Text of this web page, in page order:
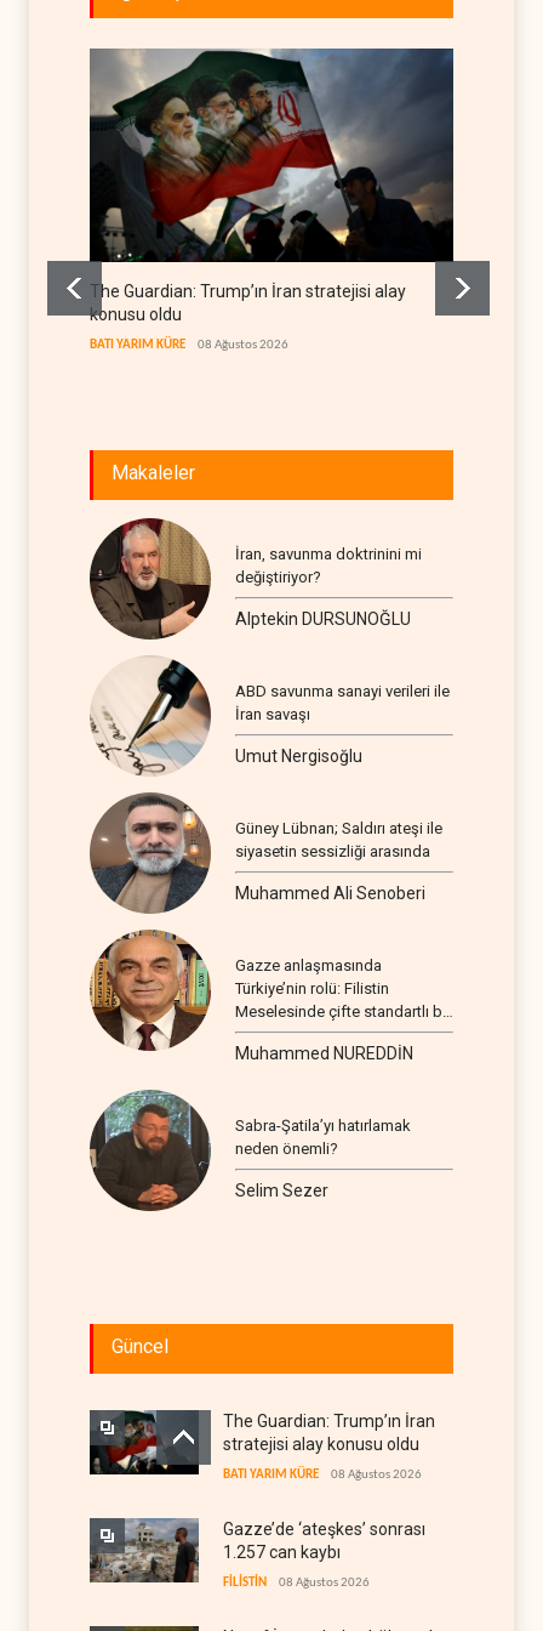
The Guardian: Trump’ın İran stratejisi alay
konusu oldu
BATI YARIM KÜRE 08 Ağustos 2026
Makaleler
İran, savunma doktrinini mi
değiştiriyor?
Alptekin DURSUNOĞLU
ABD savunma sanayi verileri ile
İran savaşı
Umut Nergisoğlu
Güney Lübnan; Saldırı ateşi ile
siyasetin sessizliği arasında
Muhammed Ali Senoberi
Gazze anlaşmasında
Türkiye’nin rolü: Filistin
Meselesinde çifte standartlı bir
seyir
Muhammed NUREDDİN
Sabra-Şatila’yı hatırlamak
neden önemli?
Selim Sezer
Güncel
The Guardian: Trump’ın İran
stratejisi alay konusu oldu
BATI YARIM KÜRE 08 Ağustos 2026
Gazze’de ‘ateşkes’ sonrası
1.257 can kaybı
FİLİSTİN 08 Ağustos 2026